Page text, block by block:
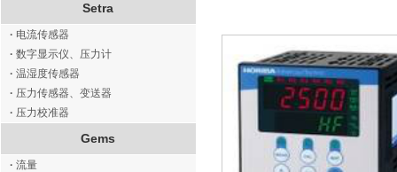
Setra
· 电流传感器
· 数字显示仪、压力计
· 温湿度传感器
· 压力传感器、变送器
· 压力校准器
Gems
· 流量